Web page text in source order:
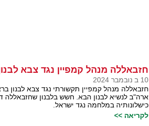
חזבאללה מנהל קמפיין נגד צבא
10 ב נובמבר 2024
חזבאללה מנהל קמפיין תקשורתי נגד צבא לבנון
ארה"ב לנשיא לבנון הבא. חשש בלבנון
כישלונותיה במלחמה נגד ישראל.
לקריאה >>